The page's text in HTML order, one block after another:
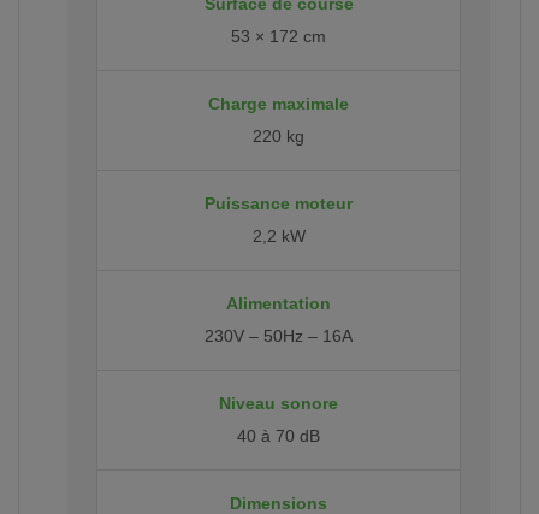
53 × 172 cm
Charge maximale
220 kg
Puissance moteur
2,2 kW
Alimentation
230V – 50Hz – 16A
Niveau sonore
40 à 70 dB
Dimensions